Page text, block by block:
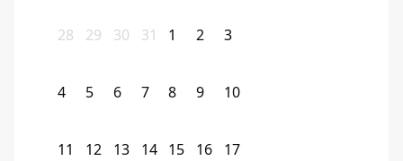
28 29 30 31 1 2 3
4 5 6 7 8 9 10
11 12 13 14 15 16 17